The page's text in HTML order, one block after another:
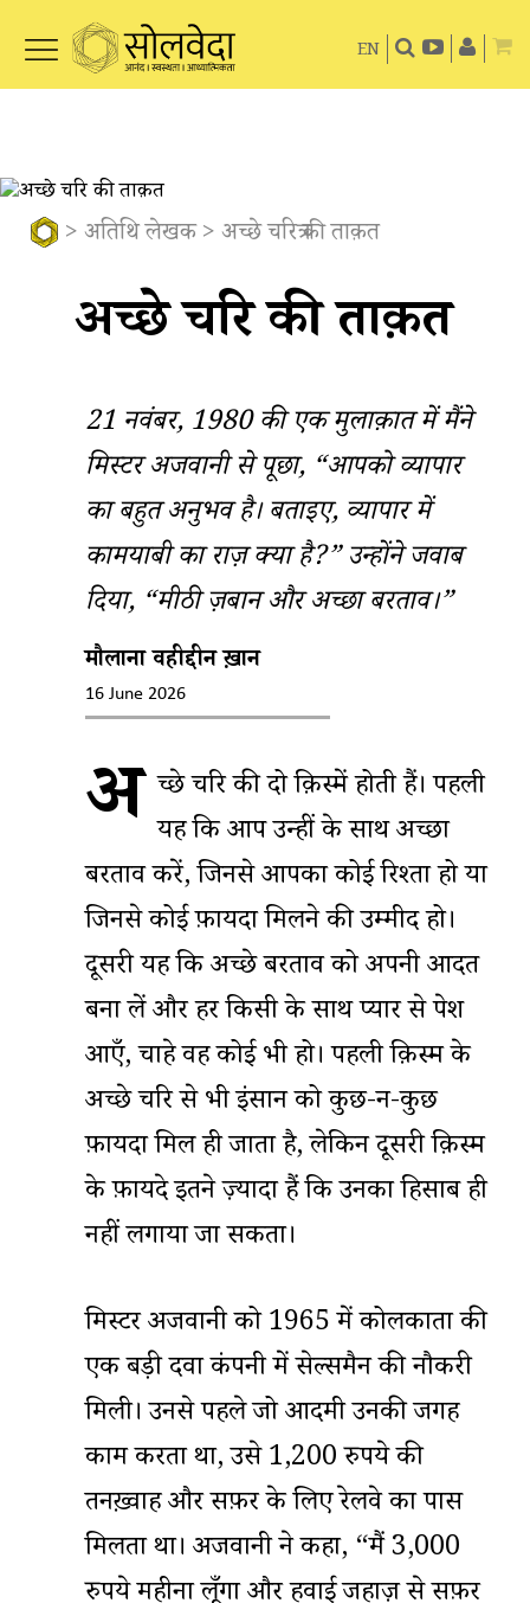
EN
>अतिथि लेखक> अच्छे चरित्र की ताक़त
अच्छे चरित्र की ताक़त
21 नवंबर, 1980 की एक मुलाक़ात में मैंने
मिस्टर अजवानी से पूछा, “आपको व्यापार
का बहुत अनुभव है। बताइए, व्यापार में
कामयाबी का राज़ क्या है?” उन्होंने जवाब
दिया, “मीठी ज़बान और अच्छा बरताव।”
मौलाना वहीदुद्दीन ख़ान
16 June 2026
अ च्छे चरित्र की दो क़िस्में होती हैं। पहली
यह कि आप उन्हीं के साथ अच्छा
बरताव करें, जिनसे आपका कोई रिश्ता हो या
जिनसे कोई फ़ायदा मिलने की उम्मीद हो।
दूसरी यह कि अच्छे बरताव को अपनी आदत
बना लें और हर किसी के साथ प्यार से पेश
आएँ, चाहे वह कोई भी हो। पहली क़िस्म के
अच्छे चरित्र से भी इंसान को कुछ-न-कुछ
फ़ायदा मिल ही जाता है, लेकिन दूसरी क़िस्म
के फ़ायदे इतने ज़्यादा हैं कि उनका हिसाब ही
नहीं लगाया जा सकता।
मिस्टर अजवानी को 1965 में कोलकाता की
एक बड़ी दवा कंपनी में सेल्समैन की नौकरी
मिली। उनसे पहले जो आदमी उनकी जगह
काम करता था, उसे 1,200 रुपये की
तनख़्वाह और सफ़र के लिए रेलवे का पास
मिलता था। अजवानी ने कहा, “मैं 3,000